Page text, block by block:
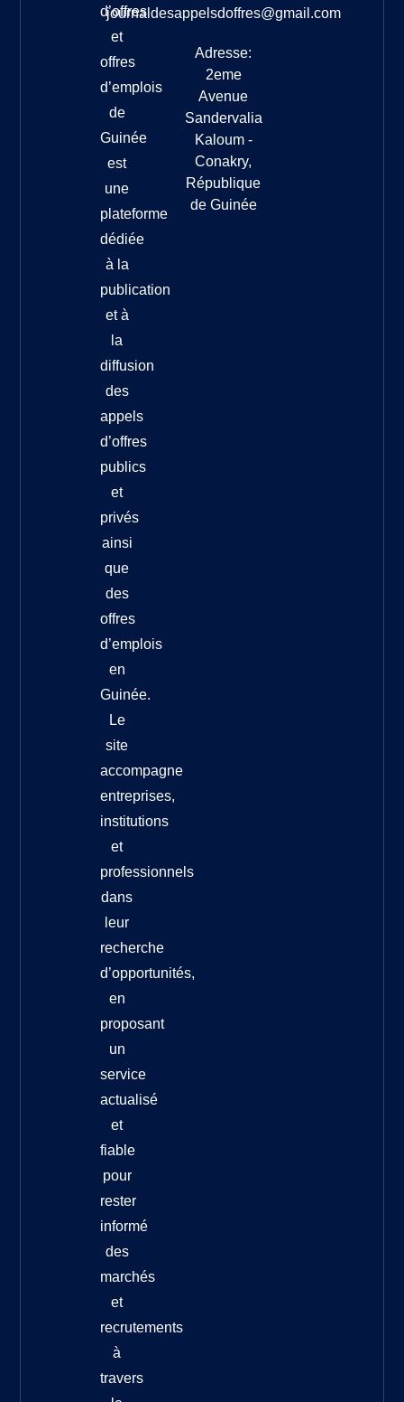
d’offres
et
offres
d’emplois
de
Guinée
est
une
plateforme
dédiée
à la
publication
et à
la
diffusion
des
appels
d’offres
publics
et
privés
ainsi
que
des
offres
d’emplois
en
Guinée.
Le
site
accompagne
entreprises,
institutions
et
professionnels
dans
leur
recherche
d’opportunités,
en
proposant
un
service
actualisé
et
fiable
pour
rester
informé
des
marchés
et
recrutements
à
travers
journaldesappelsdoffres@gmail.com
Adresse:
2eme
Avenue
Sandervalia
Kaloum -
Conakry,
République
de Guinée